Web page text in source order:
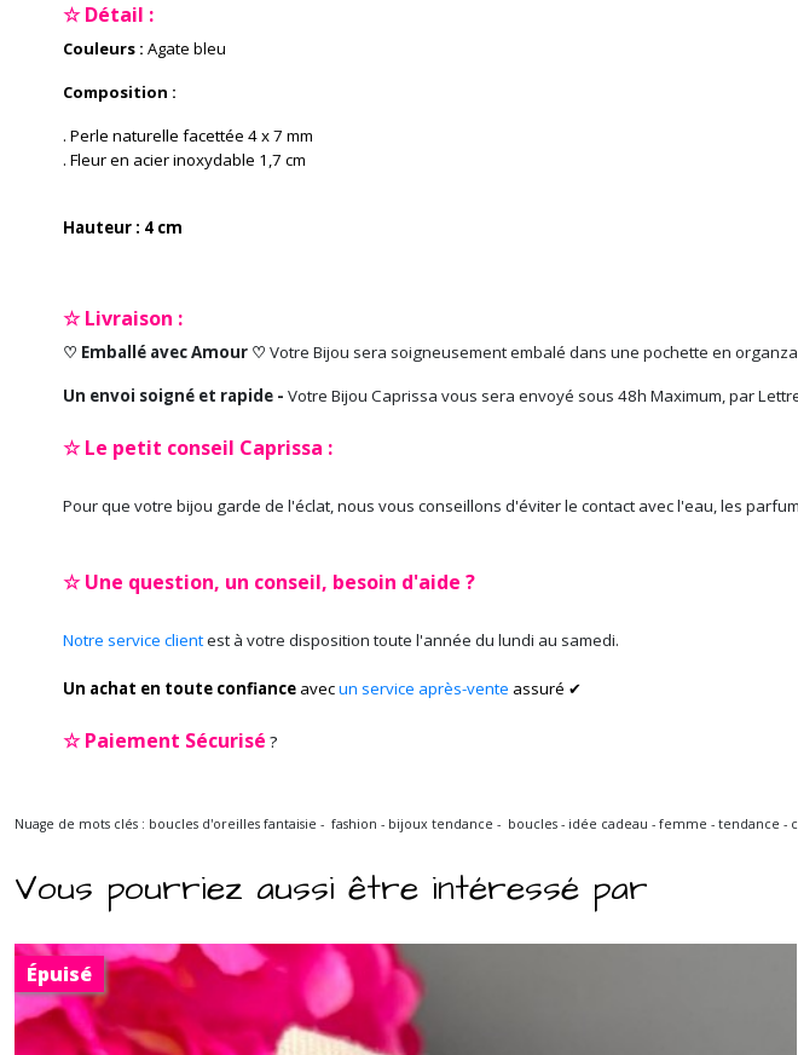
☆ Détail :
Couleurs : Agate bleu
Composition :
. Perle naturelle facettée 4 x 7 mm
. Fleur en acier inoxydable 1,7 cm
Hauteur : 4 cm
☆ Livraison :
♡ Emballé avec Amour ♡ Votre Bijou sera soigneusement embalé dans une pochette en
Un envoi soigné et rapide - Votre Bijou Caprissa vous sera envoyé sous 48h Maximum, par
☆ Le petit conseil Caprissa :
Pour que votre bijou garde de l'éclat, nous vous conseillons d'éviter le contact avec l'eau, les
☆ Une question, un conseil, besoin d'aide ?
Notre service clientest à votre disposition toute l'année du lundi au samedi.
Un achat en toute confiance avecun service après-vente assuré ✔
☆Paiement Sécurisé ?
Nuage de mots clés : boucles d'oreilles fantaisie - fashion - bijoux tendance - boucles - idée cadeau - femme -
Vous pourriez aussi être intéressé par
Épuisé